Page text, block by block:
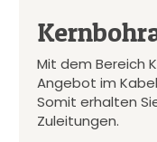
Mit dem Bereich
Angebot im
Somit erhalten
Zuleitungen.